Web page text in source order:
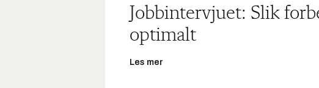
Jobbintervjuet: Slik
optimalt
Les mer